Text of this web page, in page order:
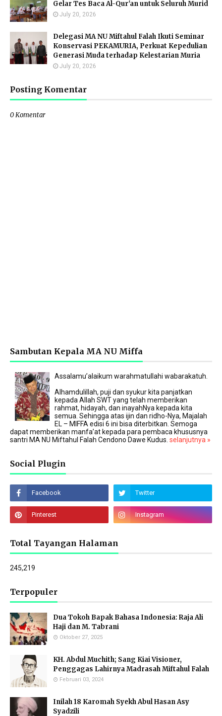
Gelar Tes Baca Al-Qur'an untuk Seluruh Murid
July 20, 2026
Delegasi MA NU Miftahul Falah Ikuti Seminar
Konservasi PEKAMURIA, Perkuat Kepedulian
Generasi Muda terhadap Kelestarian Muria
July 20, 2026
Posting Komentar
0 Komentar
Sambutan Kepala MA NU Miffa
Assalamu’alaikum warahmatullahi wabarakatuh.
Alhamdulillah, puji dan syukur kita panjatkan
kepada Allah SWT yang telah memberikan
rahmat, hidayah, dan inayahNya kepada kita
semua. Sehingga atas ijin dan ridho-Nya, Majalah
EL – MIFFA edisi 6 ini bisa diterbitkan. Semoga
dapat memberikan manfa’at kepada para pembaca khususnya
santri MA NU Miftahul Falah Cendono Dawe Kudus. selanjutnya »
Social Plugin
Total Tayangan Halaman
245,219
Terpopuler
Dua Tokoh Bapak Bahasa Indonesia: Raja Ali
Haji dan M. Tabrani
Oktober 27, 2025
KH. Abdul Muchith; Sang Kiai Visioner,
Penggagas Lahirnya Madrasah Miftahul Falah
Februari 03, 2024
Inilah 18 Karomah Syekh Abul Hasan Asy
Syadzili